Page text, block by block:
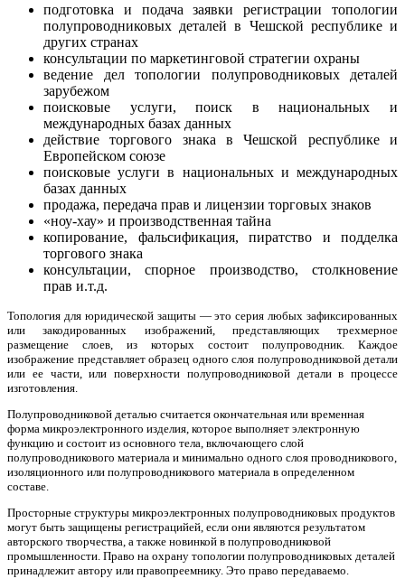
подготовка и подача заявки регистрации топологии
полупроводниковых деталей в Чешской республике и
других странах
консультации по маркетинговой стратегии охраны
ведение дел топологии полупроводниковых деталей
зарубежом
поисковые услуги, поиск в национальных и
международных базах данных
действие торгового знака в Чешской республике и
Европейском союзе
поисковые услуги в национальных и международных
базах данных
продажа, передача прав и лицензии торговых знаков
«ноу-хау» и производственная тайна
копирование, фальсификация, пиратство и подделка
торгового знака
консультации, спорное производство, столкновение
прав и.т.д.
Топология для юридической защиты — это серия любых зафиксированных
или закодированных изображений, представляющих трехмерное
размещение слоев, из которых состоит полупроводник. Каждое
изображение представляет образец одного слоя полупроводниковой детали
или ее части, или поверхности полупроводниковой детали в процессе
изготовления.
Полупроводниковой деталью считается окончательная или временная
форма микроэлектронного изделия, которое выполняет электронную
функцию и состоит из основного тела, включающего слой
полупроводникового материала и минимально одного слоя проводникового,
изоляционного или полупроводникового материала в определенном
составе.
Просторные структуры микроэлектронных полупроводниковых продуктов
могут быть защищены регистрацийей, если они являются результатом
авторского творчества, а также новинкой в полупроводниковой
промышленности. Право на охрану топологии полупроводниковых деталей
принадлежит автору или правопреемнику. Это право передаваемо.